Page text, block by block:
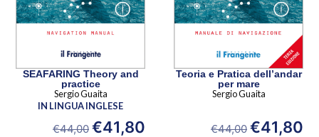
SEAFARING Theory and
practice
Sergio Guaita
IN LINGUA INGLESE
€44,00 €41,80
Teoria e Pratica dell’andar
per mare
Sergio Guaita
€44,00 €41,80